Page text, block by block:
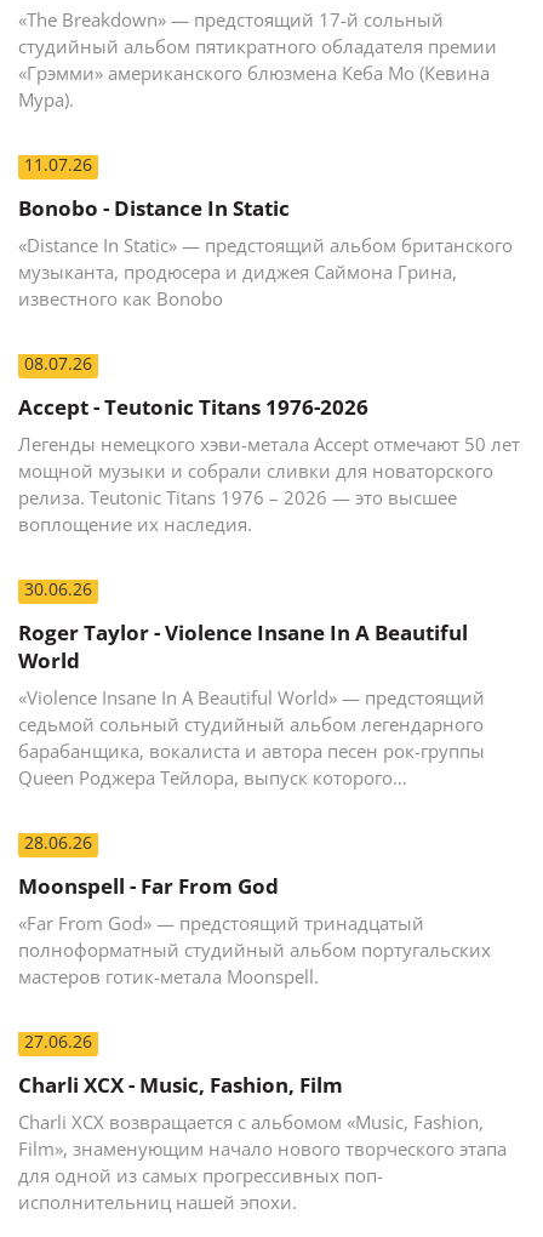
«The Breakdown» — предстоящий 17-й сольный
студийный альбом пятикратного обладателя премии
«Грэмми» американского блюзмена Кеба Мо (Кевина
Мура).
11.07.26
Bonobo - Distance In Static
«Distance In Static» — предстоящий альбом британского
музыканта, продюсера и диджея Саймона Грина,
известного как Bonobo
08.07.26
Accept - Teutonic Titans 1976-2026
Легенды немецкого хэви-метала Accept отмечают 50 лет
мощной музыки и собрали сливки для новаторского
релиза. Teutonic Titans 1976 – 2026 — это высшее
воплощение их наследия.
30.06.26
Roger Taylor - Violence Insane In A Beautiful
World
«Violence Insane In A Beautiful World» — предстоящий
седьмой сольный студийный альбом легендарного
барабанщика, вокалиста и автора песен рок-группы
Queen Роджера Тейлора, выпуск которого
28.06.26
Moonspell - Far From God
«Far From God» — предстоящий тринадцатый
полноформатный студийный альбом португальских
мастеров готик-метала Moonspell.
27.06.26
Charli XCX - Music, Fashion, Film
Charli XCX возвращается с альбомом «Music, Fashion,
Film», знаменующим начало нового творческого этапа
для одной из самых прогрессивных поп-
исполнительниц нашей эпохи.